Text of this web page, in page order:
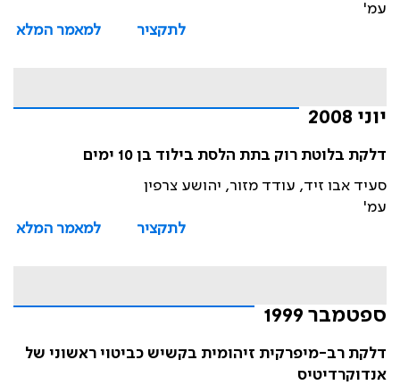
עמ'
לתקציר
למאמר המלא
יוני 2008
דלקת בלוטת רוק בתת הלסת בילוד בן 10 ימים
סעיד אבו זיד, עודד מזור, יהושע צרפין
עמ'
לתקציר
למאמר המלא
ספטמבר 1999
דלקת רב-מיפרקית זיהומית בקשיש כביטוי ראשוני של
אנדוקרדיטיס